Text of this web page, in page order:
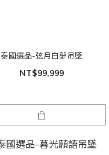
泰國選品-弦月白夢吊墜
NT$99,999